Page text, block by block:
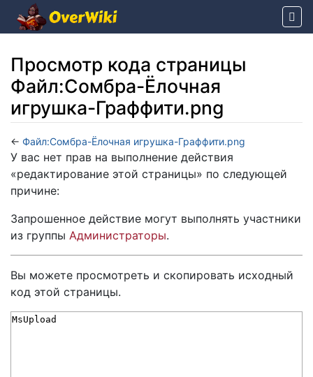
Просмотр кода страницы
Файл:Сомбра-Ёлочная
игрушка-Граффити.png
← Файл:Сомбра-Ёлочная игрушка-Граффити.png
Перейти к:навигация,поиск
У вас нет прав на выполнение действия
«редактирование этой страницы» по следующей
причине:
Запрошенное действие могут выполнять участники
из группы Администраторы.
Вы можете просмотреть и скопировать исходный
код этой страницы.